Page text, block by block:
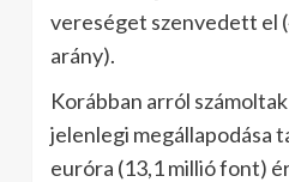
vereséget szenvedett el
arány).
Korábban arról
jelenlegi megállapodása
euróra (13,1 millió font)